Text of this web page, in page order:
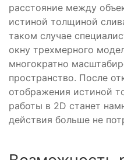
расстояние между
истиной толщиной
таком случае
окну трехмерного
многократно
пространство. После
отображения истиной
работы в 2D станет
действия больше не